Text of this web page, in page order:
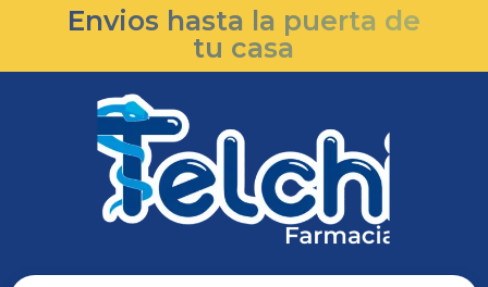
Envios hasta la puerta de
tu casa